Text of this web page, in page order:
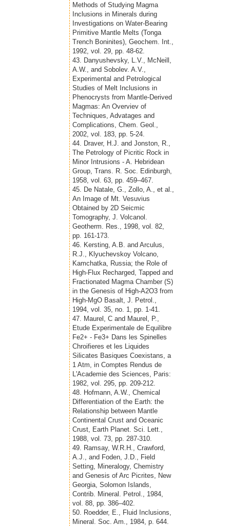
Methods of Studying Magma
Inclusions in Minerals during
Investigations on Water-Bearing
Primitive Mantle Melts (Tonga
Trench Boninites), Geochem. Int.,
1992, vol. 29, pp. 48-62.
43. Danyushevsky, L.V., McNeill,
A.W., and Sobolev. A.V.,
Experimental and Petrological
Studies of Melt Inclusions in
Phenocrysts from Mantle-Derived
Magmas: An Overviev of
Techniques, Advatages and
Complications, Chem. Geol.,
2002, vol. 183, pp. 5-24.
44. Draver, H.J. and Jonston, R.,
The Petrology of Picritic Rock in
Minor Intrusions - A. Hebridean
Group, Trans. R. Soc. Edinburgh,
1958, vol. 63, pp. 459–467.
45. De Natale, G., Zollo, A., et al.,
An Image of Mt. Vesuvius
Obtained by 2D Seicmic
Tomography, J. Volcanol.
Geotherm. Res., 1998, vol. 82,
pp. 161-173.
46. Kersting, A.B. and Arculus,
R.J., Klyuchevskoy Volcano,
Kamchatka, Russia; the Role of
High-Flux Recharged, Tapped and
Fractionated Magma Chamber (S)
in the Genesis of High-A2O3 from
High-MgO Basalt, J. Petrol.,
1994, vol. 35, no. 1, pp. 1-41.
47. Maurel, С and Maurel, P.,
Etude Experimentale de Equilibre
Fe2+ - Fe3+ Dans les Spinelles
Chroifieres et les Liquides
Silicates Basiques Coexistans, a
1 Atm, in Comptes Rendus de
L'Academie des Sciences, Paris:
1982, vol. 295, pp. 209-212.
48. Hofmann, A.W., Chemical
Differentiation of the Earth: the
Relationship between Mantle
Continental Crust and Oceanic
Crust, Earth Planet. Sci. Lett.,
1988, vol. 73, pp. 287-310.
49. Ramsay, W.R.H., Crawford,
A.J., and Foden, J.D., Field
Setting, Mineralogy, Chemistry
and Genesis of Arc Picrites, New
Georgia, Solomon Islands,
Contrib. Mineral. Petrol., 1984,
vol. 88, pp. 386–402.
50. Roedder, E., Fluid Inclusions,
Mineral. Soc. Am., 1984, p. 644.